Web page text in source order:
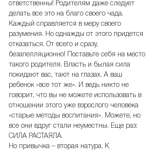
ответственны! Родителям даже следует
делать все это на благо своего чада.
Каждый справляется в меру своего
разумения. Но однажды от этого придется
отказаться. От всего и сразу,
безапелляционно! Поставьте себя на место
такого родителя. Власть и былая сила
покидают вас, тают на глазах. А ваш
ребенок «все тот же». И ведь никто не
говорит, что вы не можете использовать в
отношении этого уже взрослого человека
«старые методы воспитания». Можете, но
все они вдруг стали неуместны. Еще раз:
СИЛА РАСТАЯЛА.
Но привычка – вторая натура. К